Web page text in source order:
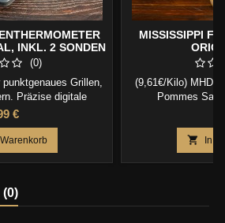
INKL. 2 SONDEN
(0)
Grillen,
Präzise digitale
durch
smart Grillen.
€
MISSISSIPPI
(9,61€/Kilo) MHD
Pommes
 In
(0)